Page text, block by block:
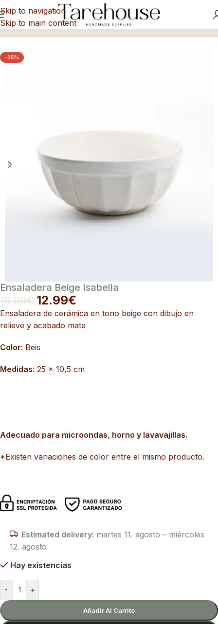
Skip to navigation
Skip to main content
Inicio /Fuentes y Ensaladeras
-35%
Ensaladera Beige Isabella
19.99€ 12.99€
Ensaladera de cerámica en tono beige con dibujo en
relieve y acabado mate
Color: Beis
Medidas: 25 x 10,5 cm
Adecuado para microondas, horno y lavavajillas.
*Existen variaciones de color entre el mismo producto.
Estimated delivery: martes 11. agosto – miércoles
12. agosto
Hay existencias
- +
Añadir Al Carrito